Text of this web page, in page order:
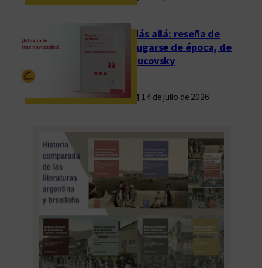
U
v
e
s
i
a
d
d
Más allá: reseña de
Fugarse de época, de
Rucovsky
14 de julio de 2026